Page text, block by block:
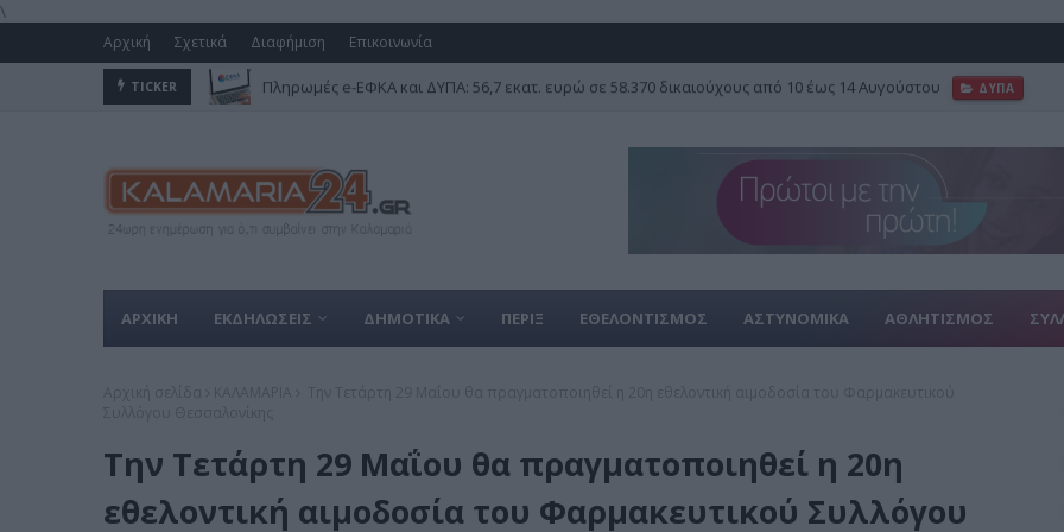
\
Αρχική Σχετικά Διαφήμιση Επικοινωνία
TICKER Πληρωμές e-ΕΦΚΑ και ΔΥΠΑ: 56,7 εκατ. ευρώ σε 58.370 δικαιούχους από 10 έως 14 Αυγούστου ΔΥΠΑ
ΑΡΧΙΚΗ ΕΚΔΗΛΩΣΕΙΣ ΔΗΜΟΤΙΚΑ ΠΕΡΙΞ ΕΘΕΛΟΝΤΙΣΜΟΣ ΑΣΤΥΝΟΜΙΚΑ ΑΘΛΗΤΙΣΜΟΣ
Την Τετάρτη 29 Μαΐου θα πραγματοποιηθεί η 20η
εθελοντική αιμοδοσία του Φαρμακευτικού Συλλόγου